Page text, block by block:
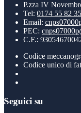
P.zza IV
Tel: 0174 55 82 35
Email:
PEC:
C.F.:
Codice
Codice unico di
Seguici su